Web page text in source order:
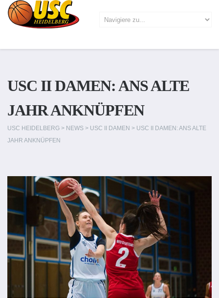
USC II DAMEN: ANS ALTE
JAHR ANKNÜPFEN
USC HEIDELBERG > NEWS > USC II DAMEN > USC II DAMEN: ANS ALTE
JAHR ANKNÜPFEN